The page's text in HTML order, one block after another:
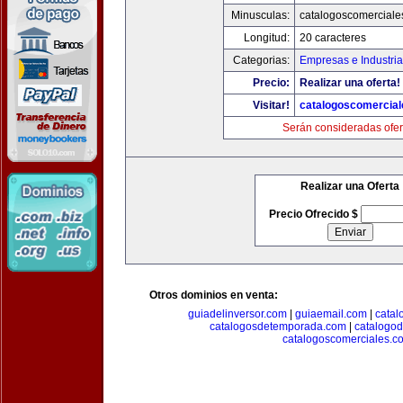
Minusculas:
Longitud:
20 caracteres
Categorias:
Empresas e
Precio:
Realizar una oferta!
Visitar!
Serán consideradas
Realizar una Oferta
Precio Ofrecido $
Otros dominios en venta:
guiadelinversor.com| guiaemail.com|
catalogosdetemporada.com|